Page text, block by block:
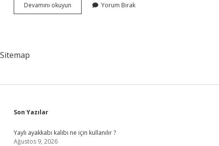
Devamını okuyun Uluslararası
Metroloji
Yorum Bırak
Sitemap
Sidebar
Son Yazılar
Yaylı ayakkabı kalıbı ne için kullanılır ?
Ağustos 9, 2026